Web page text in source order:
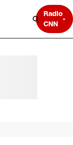
Radio
CNN